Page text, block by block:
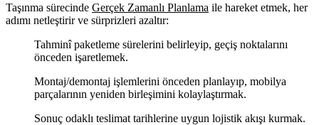
Taşınma sürecinde Gerçek Zamanlı Planlama ile hareket etmek, her
adımı netleştirir ve sürprizleri azaltır:
Tahminî paketleme sürelerini belirleyip, geçiş noktalarını
önceden işaretlemek.
Montaj/demontaj işlemlerini önceden planlayıp, mobilya
parçalarının yeniden birleşimini kolaylaştırmak.
Sonuç odaklı teslimat tarihlerine uygun lojistik akışı kurmak.